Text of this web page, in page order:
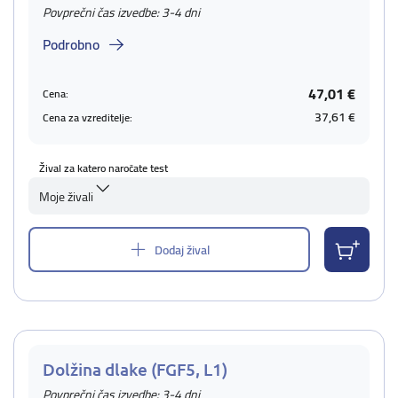
Povprečni čas izvedbe: 3-4 dni
Podrobno
Cena: 47,01 €
Cena za vzreditelje: 37,61 €
Žival za katero naročate test
Moje živali
Dodaj žival
Dolžina dlake (FGF5, L1)